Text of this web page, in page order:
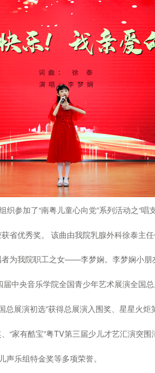
织参加了“南粤儿童心向党”系列活动之“唱
省优秀奖。 该曲由我院乳腺外科徐泰主任
为我院职工之女——李梦娴。李梦娴小朋
届中央音乐学院全国青少年艺术展演全国
总展演初选”获得总展演入围奖、星星火炬
“家有酷宝”粤TV第三届少儿才艺汇演突围
声乐组特金奖等多项荣誉。